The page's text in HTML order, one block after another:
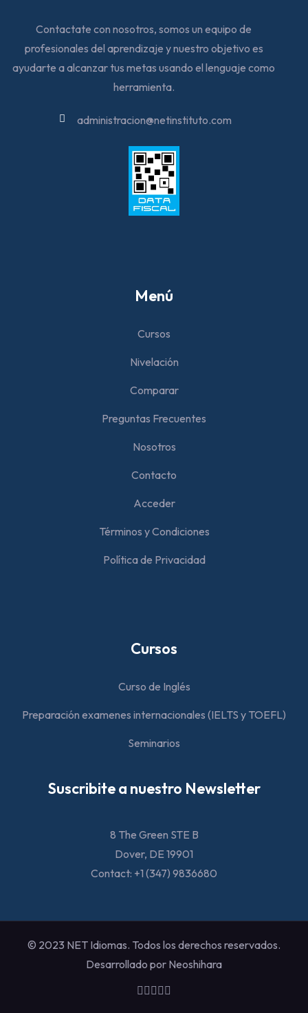
Contactate con nosotros, somos un equipo de
profesionales del aprendizaje y nuestro objetivo es
ayudarte a alcanzar tus metas usando el lenguaje como
herramienta.
administracion@netinstituto.com
Menú
Cursos
Nivelación
Comparar
Preguntas Frecuentes
Nosotros
Contacto
Acceder
Términos y Condiciones
Política de Privacidad
Cursos
Curso de Inglés
Preparación examenes internacionales (IELTS y TOEFL)
Seminarios
Suscribite a nuestro Newsletter
8 The Green STE B
Dover, DE 19901
Contact: +1 (347) 9836680
© 2023 NET Idiomas. Todos los derechos reservados.
Desarrollado por Neoshihara